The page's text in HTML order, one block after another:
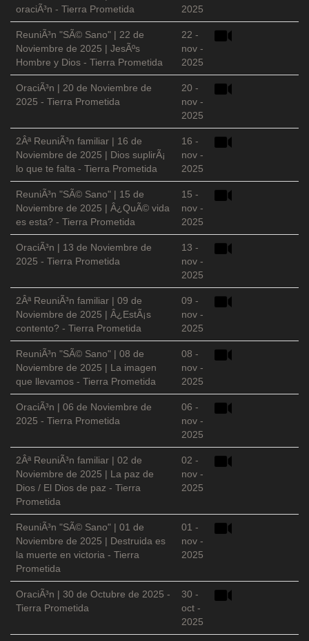
oraciÃ³n - Tierra Prometida
2025
ReuniÃ³n "SÃ© Sano" | 22 de
Noviembre de 2025 | JesÃºs
Hombre y Dios - Tierra Prometida
22 -
nov -
2025
OraciÃ³n | 20 de Noviembre de
2025 - Tierra Prometida
20 -
nov -
2025
2Âª ReuniÃ³n familiar | 16 de
Noviembre de 2025 | Dios suplirÃ¡
lo que te falta - Tierra Prometida
16 -
nov -
2025
ReuniÃ³n "SÃ© Sano" | 15 de
Noviembre de 2025 | Â¿QuÃ© vida
es esta? - Tierra Prometida
15 -
nov -
2025
OraciÃ³n | 13 de Noviembre de
2025 - Tierra Prometida
13 -
nov -
2025
2Âª ReuniÃ³n familiar | 09 de
Noviembre de 2025 | Â¿EstÃ¡s
contento? - Tierra Prometida
09 -
nov -
2025
ReuniÃ³n "SÃ© Sano" | 08 de
Noviembre de 2025 | La imagen
que llevamos - Tierra Prometida
08 -
nov -
2025
OraciÃ³n | 06 de Noviembre de
2025 - Tierra Prometida
06 -
nov -
2025
2Âª ReuniÃ³n familiar | 02 de
Noviembre de 2025 | La paz de
Dios / El Dios de paz - Tierra
Prometida
02 -
nov -
2025
ReuniÃ³n "SÃ© Sano" | 01 de
Noviembre de 2025 | Destruida es
la muerte en victoria - Tierra
Prometida
01 -
nov -
2025
OraciÃ³n | 30 de Octubre de 2025 -
Tierra Prometida
30 -
oct -
2025